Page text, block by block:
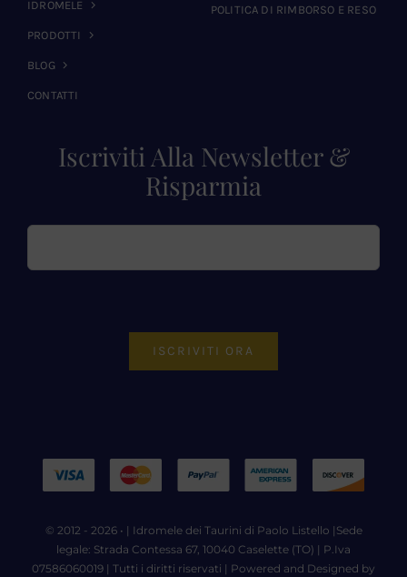
IDROMELE
PRODOTTI
BLOG
CONTATTI
POLITICA DI RIMBORSO E RESO
Iscriviti Alla Newsletter &
Risparmia
ISCRIVITI ORA
© 2012 - 2026 • | Idromele dei Taurini di Paolo Listello |Sede
legale: Strada Contessa 67, 10040 Caselette (TO) | P.Iva
07586060019 | Tutti i diritti riservati | Powered and Designed by